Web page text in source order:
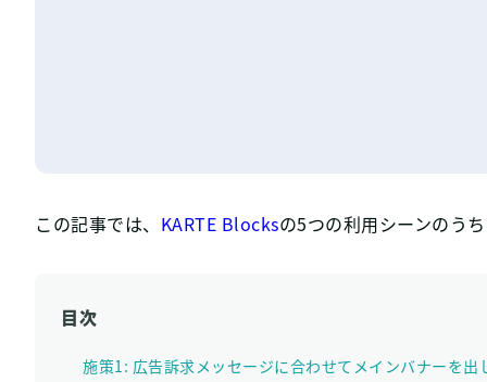
この記事では、 KARTE Blocksの5つの利用シーンのう
目次
施策1: 広告訴求メッセージに合わせてメインバナーを